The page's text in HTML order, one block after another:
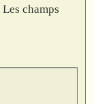
Les champs